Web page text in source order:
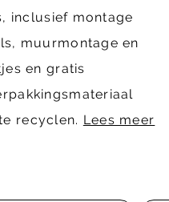
inclusief montage
muurmontage en
en gratis
recyclen. Lees meer